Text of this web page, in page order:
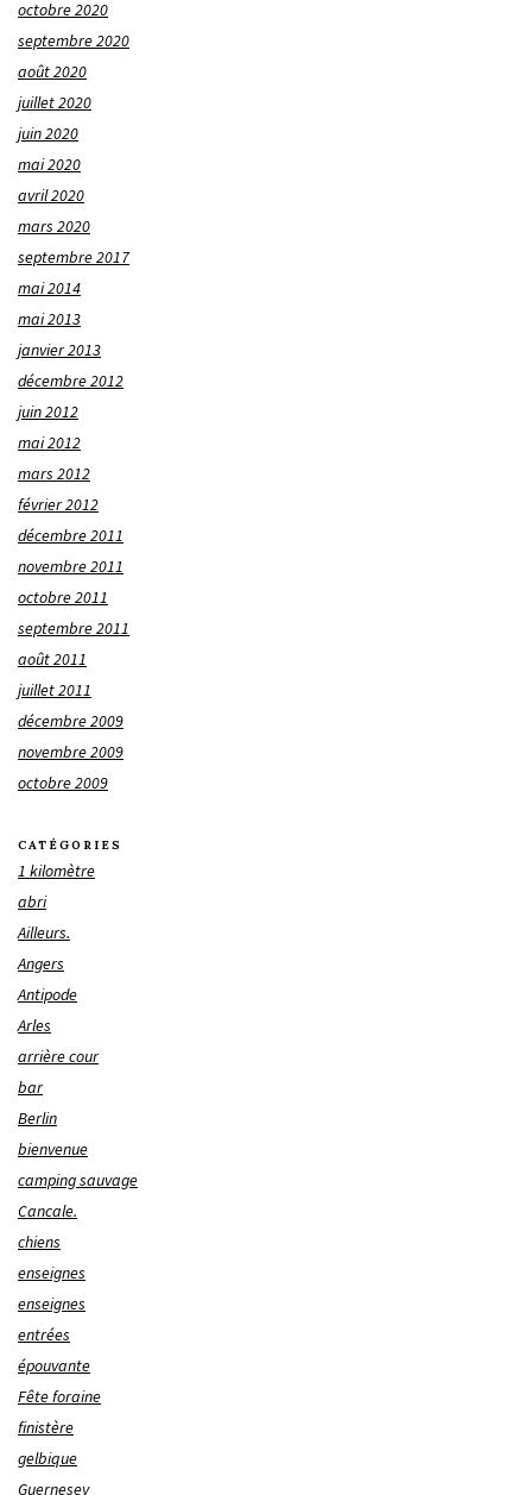
octobre 2020
septembre 2020
août 2020
juillet 2020
juin 2020
mai 2020
avril 2020
mars 2020
septembre 2017
mai 2014
mai 2013
janvier 2013
décembre 2012
juin 2012
mai 2012
mars 2012
février 2012
décembre 2011
novembre 2011
octobre 2011
septembre 2011
août 2011
juillet 2011
décembre 2009
novembre 2009
octobre 2009
CATÉGORIES
1 kilomètre
abri
Ailleurs.
Angers
Antipode
Arles
arrière cour
bar
Berlin
bienvenue
camping sauvage
Cancale.
chiens
enseignes
enseignes
entrées
épouvante
Fête foraine
finistère
gelbique
Guernesey